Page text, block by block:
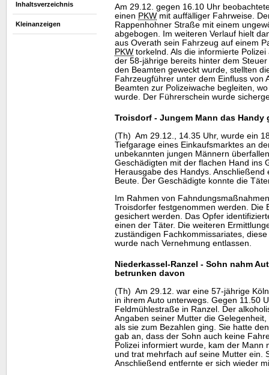
Inhaltsverzeichnis
Kleinanzeigen
Am 29.12. gegen 16.10 Uhr
einen PKW mit auffälliger Fahrweise.
Rappenhohner Straße mit einem
abgebogen. Im weiteren Verlauf hielt
aus Overath sein Fahrzeug auf einem
PKW torkelnd. Als die informierte
der 58-jährige bereits hinter dem
den Beamten geweckt wurde, stellten
Fahrzeugführer unter dem Einfluss von
Beamten zur Polizeiwache begleiten,
wurde. Der Führerschein wurde
Troisdorf - Jungem Mann das Handy
(Th) Am 29.12., 14.35 Uhr, wurde ein
Tiefgarage eines Einkaufsmarktes an
unbekannten jungen Männern
Geschädigten mit der flachen Hand ins
Herausgabe des Handys .
Beute. Der Geschädigte konnte die
Im Rahmen von
Troisdorfer festgenommen werden. Die
gesichert werden. Das Opfer
einen der Täter. Die weiteren
zuständigen Fachkommissariates,
wurde nach Vernehmung entlassen.
Niederkassel-Ranzel - Sohn nahm
betrunken davon
(Th) Am 29.12. war eine 57-jährige
in ihrem Auto unterwegs. Gegen 11.50
Feldmühlestraße in Ranzel. Der
Angaben seiner Mutter die
als sie zum Bezahlen ging. Sie hatte
gab an, dass der Sohn auch keine
Polizei informiert wurde, kam der Mann
und trat mehrfach auf seine Mutter ein.
Anschließend entfernte er sich wieder